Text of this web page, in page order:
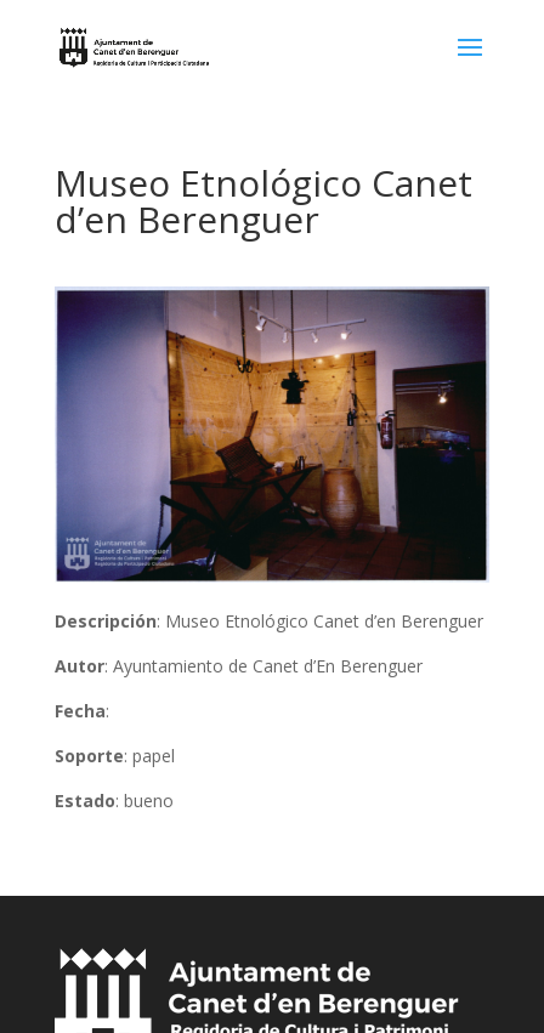
Museo Etnológico Canet
d’en Berenguer
Descripción: Museo Etnológico Canet d’en Berenguer
Autor: Ayuntamiento de Canet d’En Berenguer
Fecha:
Soporte: papel
Estado: bueno